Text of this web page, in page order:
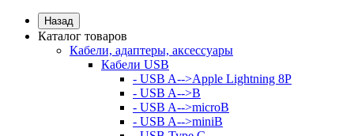
Назад
Каталог товаров
Кабели, адаптеры, аксессуары
Кабели USB
- USB A-->Apple Lightning 8P
- USB A-->B
- USB A-->microB
- USB A-->miniB